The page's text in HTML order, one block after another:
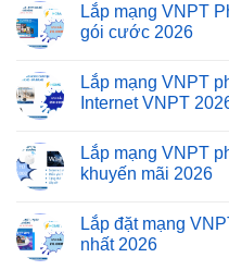
Lắp mạng VNPT
gói cước 2026
Lắp mạng VNPT
Internet VNPT
Lắp mạng VNPT
khuyến mãi 2026
Lắp đặt mạng
nhất 2026